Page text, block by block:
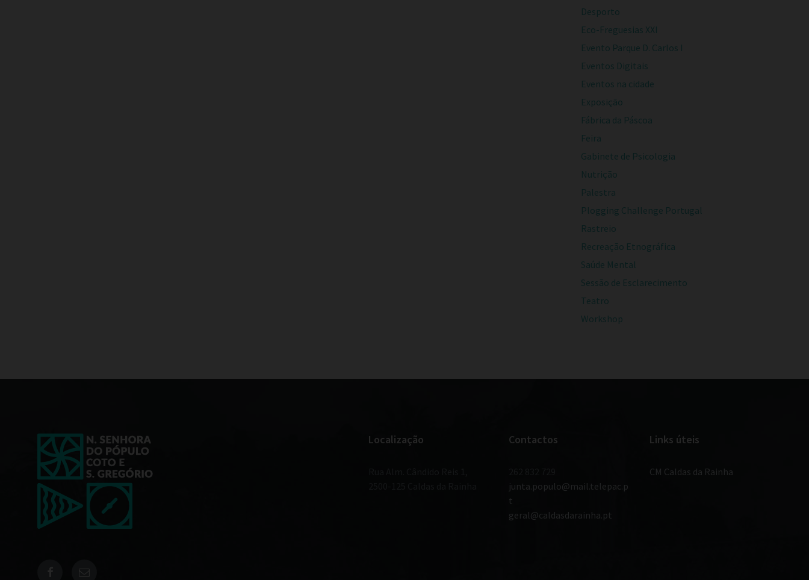
Desporto
Eco-Freguesias XXI
Evento Parque D. Carlos I
Eventos Digitais
Eventos na cidade
Exposição
Fábrica da Páscoa
Feira
Gabinete de Psicologia
Nutrição
Palestra
Plogging Challenge Portugal
Rastreio
Recreação Etnográfica
Saúde Mental
Sessão de Esclarecimento
Teatro
Workshop
Localização Contactos
junta.populo@mail.telepac.p
t
geral@caldasdarainha.pt
Links úteis
CM Caldas da Rainha